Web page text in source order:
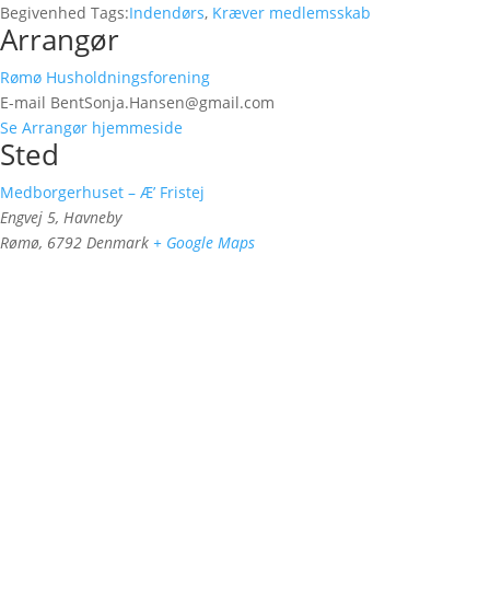
Begivenhed Tags:Indendørs, Kræver medlemsskab
Arrangør
Rømø Husholdningsforening
E-mail BentSonja.Hansen@gmail.com
Se Arrangør hjemmeside
Sted
Medborgerhuset – Æ’ Fristej
Engvej 5, Havneby
Rømø, 6792 Denmark + Google Maps